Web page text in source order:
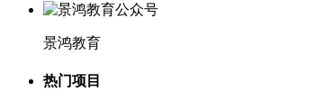
景鸿教育
热门项目